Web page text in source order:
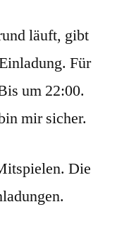
läuft, gibt
Für
um 22:00.
mir sicher.
Die